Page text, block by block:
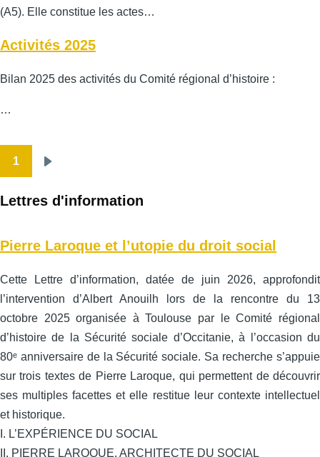
(A5). Elle constitue les actes…
Activités 2025
Bilan 2025 des activités du Comité régional d’histoire :
…
1
Lettres d'information
Pierre Laroque et l’utopie du droit social
Cette Lettre d’information, datée de juin 2026, approfondit
l’intervention d’Albert Anouilh lors de la rencontre du 13
octobre 2025 organisée à Toulouse par le Comité régional
d’histoire de la Sécurité sociale d’Occitanie, à l’occasion du
80ᵉ anniversaire de la Sécurité sociale. Sa recherche s’appuie
sur trois textes de Pierre Laroque, qui permettent de découvrir
ses multiples facettes et elle restitue leur contexte intellectuel
et historique.
I. L’EXPÉRIENCE DU SOCIAL
II. PIERRE LAROQUE, ARCHITECTE DU SOCIAL